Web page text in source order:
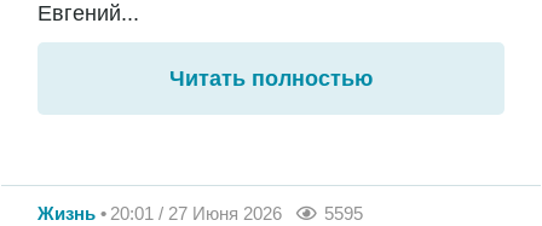
Евгений...
Читать полностью
Жизнь 20:01 / 27 Июня 2026 5595